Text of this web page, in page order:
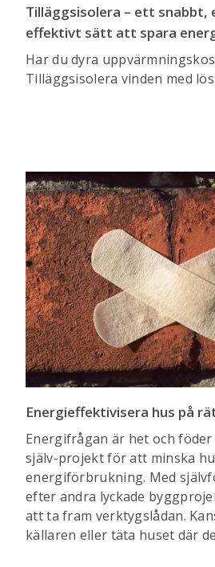
Tilläggsisolera – ett snabbt,
effektivt sätt att spara
Har du dyra
Tilläggsisolera vinden med
Energieffektivisera hus på
Energifrågan är het och
själv-projekt för att minska
energiförbrukning. Med
efter andra lyckade
att ta fram verktygslådan.
källaren eller täta huset där